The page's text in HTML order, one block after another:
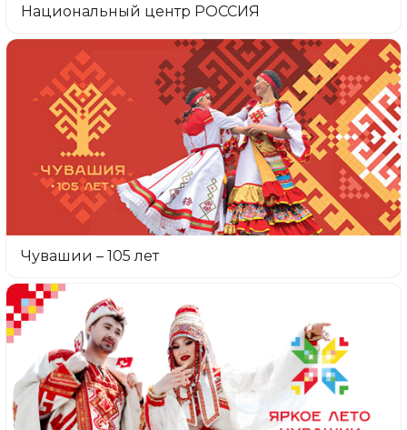
Национальный центр РОССИЯ
Чувашии – 105 лет